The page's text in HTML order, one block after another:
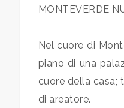
MONTEVERDE
Nel cuore di
piano di una
cuore della casa;
di areatore.
minimi
Qualsiasi